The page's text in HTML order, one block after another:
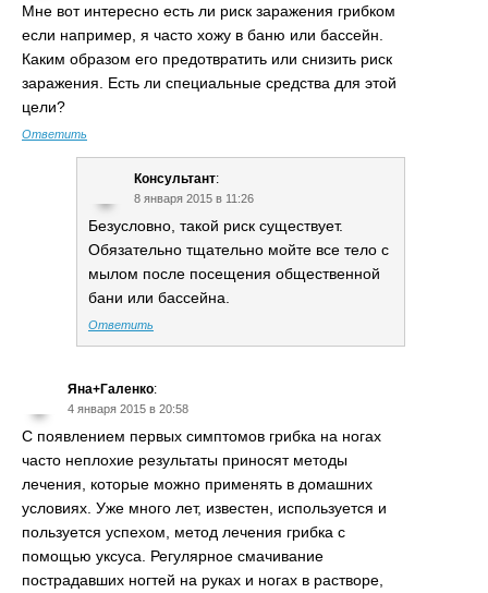
Мне вот интересно есть ли риск заражения грибком
если например, я часто хожу в баню или бассейн.
Каким образом его предотвратить или снизить риск
заражения. Есть ли специальные средства для этой
цели?
Ответить
Консультант:
8 января 2015 в 11:26
Безусловно, такой риск существует.
Обязательно тщательно мойте все тело с
мылом после посещения общественной
бани или бассейна.
Ответить
Яна+Галенко:
4 января 2015 в 20:58
С появлением первых симптомов грибка на ногах
часто неплохие результаты приносят методы
лечения, которые можно применять в домашних
условиях. Уже много лет, известен, используется и
пользуется успехом, метод лечения грибка с
помощью уксуса. Регулярное смачивание
пострадавших ногтей на руках и ногах в растворе,